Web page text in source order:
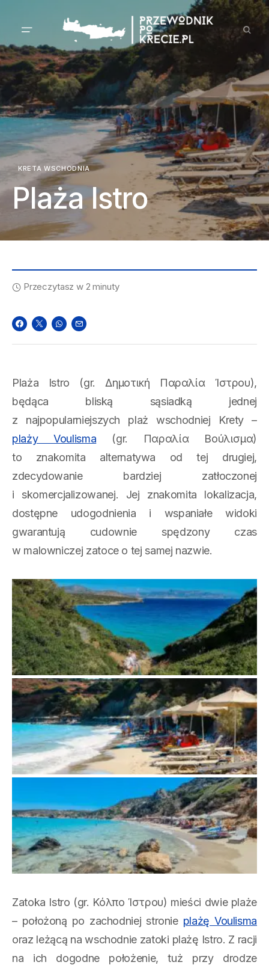
KRETA WSCHODNIA
Plaża Istro
Przeczytasz w 2 minuty
Plaża Istro (gr. Δημοτική Παραλία Ίστρου),
będąca bliską sąsiadką jednej
z najpopularniejszych plaż wschodniej Krety –
plaży Voulisma (gr. Παραλία Βούλισμα)
to znakomita alternatywa od tej drugiej,
zdecydowanie bardziej zatłoczonej
i skomercjalizowanej. Jej znakomita lokalizacja,
dostępne udogodnienia i wspaniałe widoki
gwarantują cudownie spędzony czas
w malowniczej zatoce o tej samej nazwie.
Zatoka Istro (gr. Κόλπο Ίστρου) mieści dwie plaże
– położoną po zachodniej stronie plażę Voulisma
oraz leżącą na wschodnie zatoki plażę Istro. Z racji
na ich dogodne położenie, tuż przy drodze